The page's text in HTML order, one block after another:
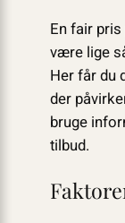
En fair
være lige
Her får du
der
bruge
tilbud.